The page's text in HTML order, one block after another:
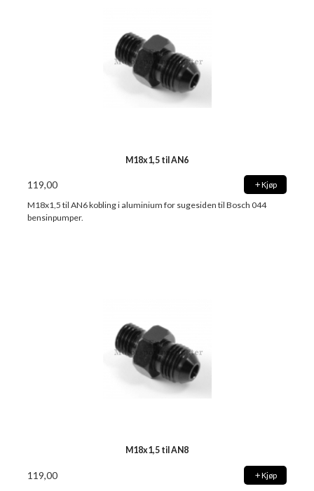
M18x1,5 til AN6
119,00 Kjøp
M18x1,5 til AN6 kobling i aluminium for sugesiden til Bosch 044
bensinpumper.
M18x1,5 til AN8
119,00 Kjøp